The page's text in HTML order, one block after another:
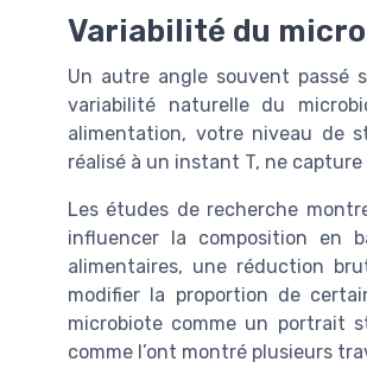
Variabilité du
Un autre angle souvent passé
variabilité naturelle du
alimentation, votre niveau de
réalisé à un instant T, ne
Les études de recherche
influencer la composition en
alimentaires, une réduction
modifier la proportion de
microbiote comme un portrait
comme l’ont montré plusieurs